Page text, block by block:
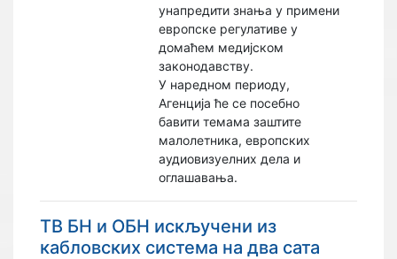
унапредити знања у примени
европске регулативе у
домаћем медијском
законодавству.
У наредном периоду,
Агенција ће се посебно
бавити темама заштите
малолетника, европских
аудиовизуелних дела и
оглашавања.
ТВ БН и ОБН искључени из
кабловских система на два сата